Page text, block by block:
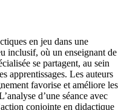
en jeu dans une
inclusif, où un enseignant de
se partagent, au sein
apprentissages. Les auteurs
favorise et améliore les
d’une séance avec
conjointe en didactique